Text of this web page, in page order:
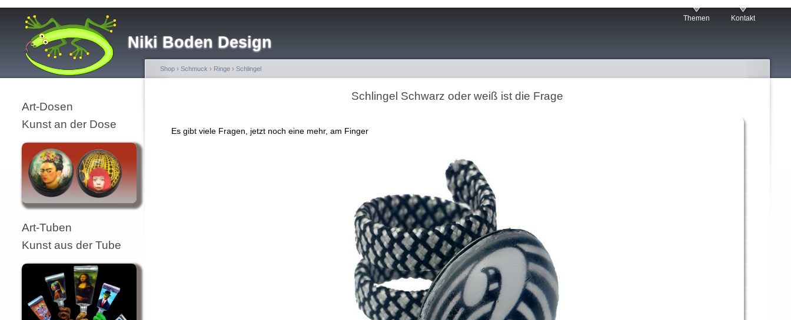
Niki Boden Design
Themen Kontakt
Art-Dosen
Kunst an der Dose
Art-Tuben
Kunst aus der Tube
Shop › Schmuck › Ringe › Schlingel
Schlingel Schwarz oder weiß ist die Frage
Es gibt viele Fragen, jetzt noch eine mehr, am Finger